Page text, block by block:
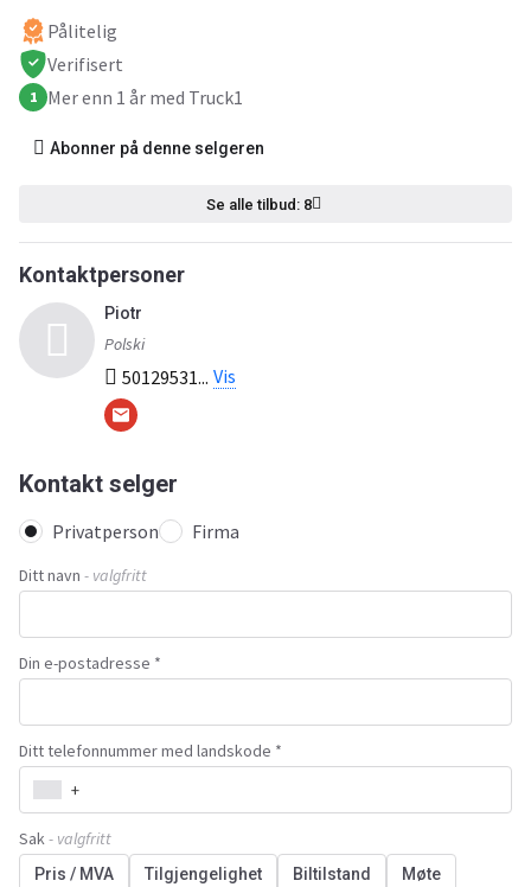
Pålitelig
Verifisert
1 Mer enn 1 år med Truck1
Abonner på denne selgeren
Se alle tilbud: 8
Kontaktpersoner
Piotr
Polski
50129531... Vis
Kontakt selger
Privatperson Firma
Ditt navn - valgfritt
Din e-postadresse *
Ditt telefonnummer med landskode *
+
Sak- valgfritt
Pris / MVA Tilgjengelighet Biltilstand Møte